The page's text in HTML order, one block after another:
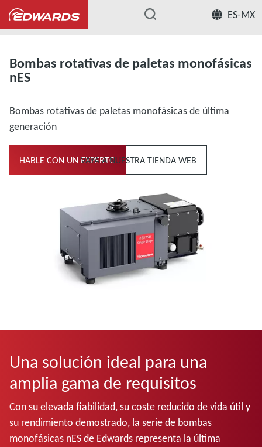
ES-MX
... Oil Rotary Vane Single Stage
Bombas rotativas de paletas monofásicas
nES
Bombas rotativas de paletas monofásicas de última
generación
HABLE CON UN EXPERTOVAYA A NUESTRA TIENDA WEB
Una solución ideal para una
amplia gama de requisitos
Con su elevada fiabilidad, su coste reducido de vida útil y
su rendimiento demostrado, la serie de bombas
monofásicas nES de Edwards representa la última